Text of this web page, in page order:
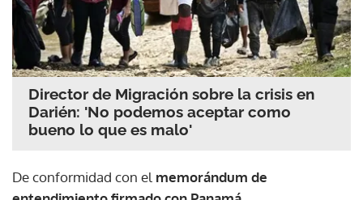
Director de Migración sobre la crisis en
Darién: 'No podemos aceptar como
bueno lo que es malo'
De conformidad con el memorándum de